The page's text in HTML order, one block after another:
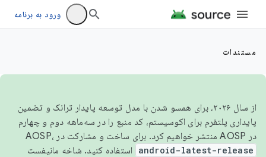
ورود به برنامه
مستندات
از سال ۲۰۲۶، برای همسو شدن با مدل توسعه پایدار ترانک و تضمین
پایداری پلتفرم برای اکوسیستم، کد منبع را در سه‌ماهه دوم و چهارم
در AOSP منتشر خواهیم کرد. برای ساخت و مشارکت در AOSP،
android-latest-release استفاده کنید. شاخه مانیفست